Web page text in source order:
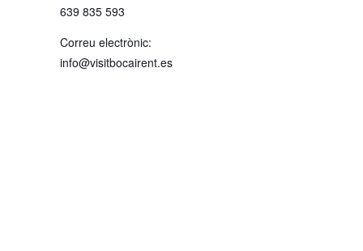
639 835 593
Correu electrònic:
info@visitbocairent.es